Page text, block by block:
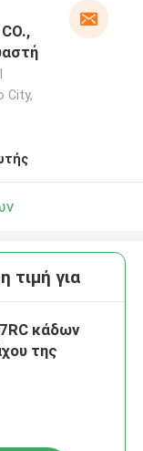
City,
τιμή για
κάδων
της